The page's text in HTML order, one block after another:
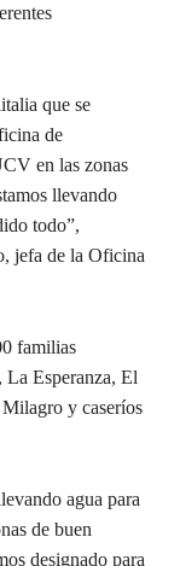
que se
de
en las zonas
llevando
todo”,
jefa de la Oficina
familias
Esperanza, El
y caseríos
agua para
de buen
designado para